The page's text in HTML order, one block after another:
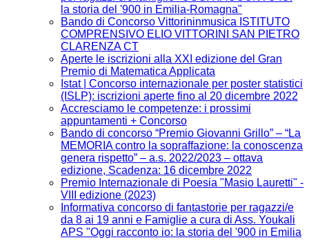
la storia del '900 in Emilia-Romagna"
Bando di Concorso Vittorininmusica ISTITUTO
COMPRENSIVO ELIO VITTORINI SAN PIETRO
CLARENZA CT
Aperte le iscrizioni alla XXI edizione del Gran
Premio di Matematica Applicata
Istat | Concorso internazionale per poster statistici
(ISLP): iscrizioni aperte fino al 20 dicembre 2022
Accresciamo le competenze: i prossimi
appuntamenti + Concorso
Bando di concorso “Premio Giovanni Grillo” – “La
MEMORIA contro la sopraffazione: la conoscenza
genera rispetto” – a.s. 2022/2023 – ottava
edizione, Scadenza: 16 dicembre 2022
Premio Internazionale di Poesia "Masio Lauretti" -
VIII edizione (2023)
Informativa concorso di fantastorie per ragazzi/e
da 8 ai 19 anni e Famiglie a cura di Ass. Youkali
APS "Oggi racconto io: la storia del '900 in Emilia